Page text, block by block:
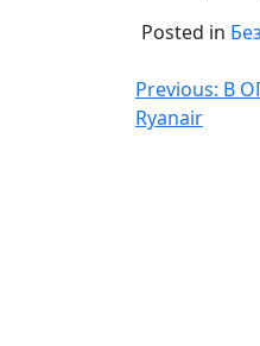
Posted in
записів
Previous: В
Ryanair